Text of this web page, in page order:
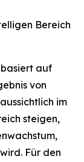
Bereich
basiert auf
von
im
steigen,
Für den